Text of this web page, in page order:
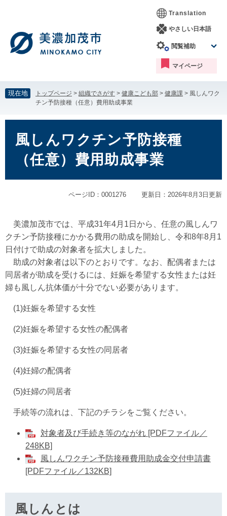
す。
し
て
本
へ
Translation
やさしい日本語
閲覧補助
マイページ
現在地 トップページ > 組織でさがす > 健康こども部 > 健康課 > 風しんワク
チン予防接種（任意）費用助成事業
風しんワクチン予防接種
（任意）費用助成事業
ページID：0001276 更新日：2026年8月3日更新
美濃加茂市では、平成31年4月1日から、任意の風しんワ
クチン予防接種にかかる費用の助成を開始し、令和8年8月1
日付けで助成の対象者を拡大しました。
助成の対象者は以下のとおりです。なお、配偶者または
同居者が助成を受けるには、妊娠を希望する女性または妊
婦も風しん抗体価が十分でない必要があります。
(1)妊娠を希望する女性
(2)妊娠を希望する女性の配偶者
(3)妊娠を希望する女性の同居者
(4)妊婦の配偶者
(5)妊婦の同居者
手続等の流れは、下記のチラシをご覧ください。
対象者及び手続き等のながれ [PDFファイル／
248KB]
風しんワクチン予防接種費用助成金交付申請書
[PDFファイル／132KB]
風しんとは